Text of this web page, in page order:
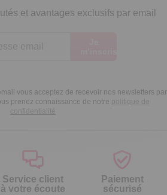
et avantages exclusifs par email
vous acceptez de recevoir nos newsletters par
prenez connaissance de notre politique de
confidentialité
Service client
à votre écoute
Paiement
sécurisé